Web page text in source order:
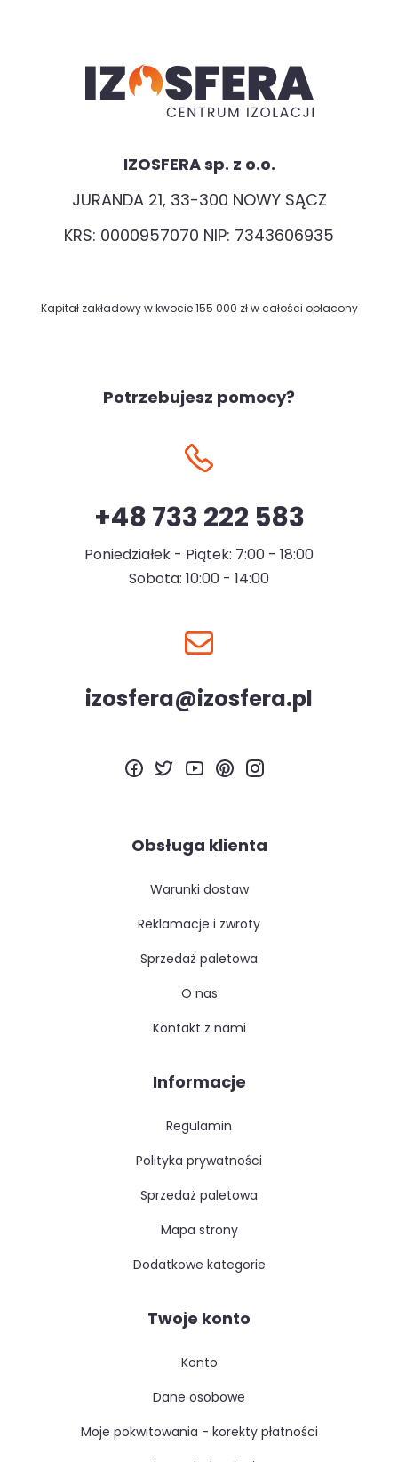
IZOSFERA sp. z o.o.
JURANDA 21, 33-300 NOWY SĄCZ
KRS: 0000957070 NIP: 7343606935
Kapitał zakładowy w kwocie 155 000 zł w całości opłacony
Potrzebujesz pomocy?
+48 733 222 583
Poniedziałek - Piątek: 7:00 - 18:00
Sobota: 10:00 - 14:00
izosfera@izosfera.pl
Obsługa klienta
warunki dostaw
reklamacje i zwroty
sprzedaż paletowa
o nas
kontakt z nami
Informacje
regulamin
polityka prywatności
sprzedaż paletowa
mapa strony
dodatkowe kategorie
Twoje konto
konto
dane osobowe
moje pokwitowania - korekty płatności